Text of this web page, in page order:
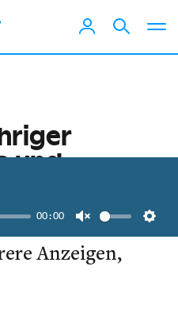
00:00
Unmute
und
ohne
Anzeigen,